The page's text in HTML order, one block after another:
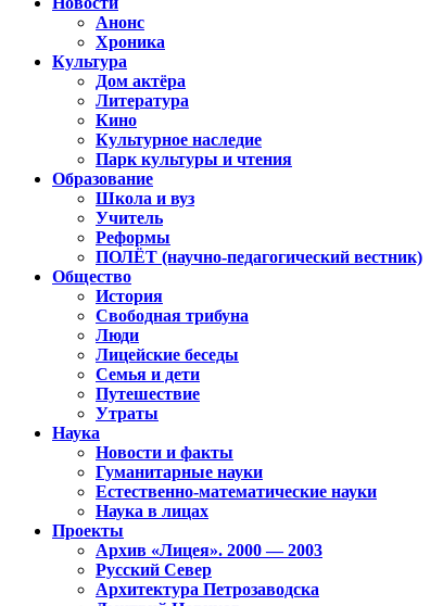
Анонс
Хроника
Культура
Дом актёра
Литература
Кино
Культурное наследие
Парк культуры и чтения
Образование
Школа и вуз
Учитель
Реформы
ПОЛЁТ (научно-педагогический вестник)
Общество
История
Свободная трибуна
Люди
Лицейские беседы
Семья и дети
Путешествие
Утраты
Наука
Новости и факты
Гуманитарные науки
Естественно-математические науки
Наука в лицах
Проекты
Архив «Лицея». 2000 — 2003
Русский Север
Архитектура Петрозаводска